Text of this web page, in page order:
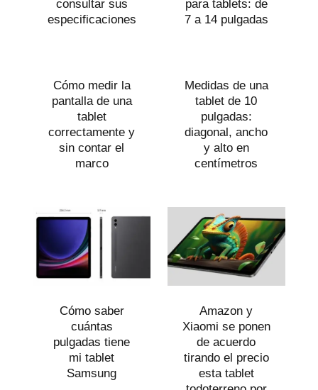
consultar sus
especificaciones
para tablets: de
7 a 14 pulgadas
Cómo medir la
pantalla de una
tablet
correctamente y
sin contar el
marco
Medidas de una
tablet de 10
pulgadas:
diagonal, ancho
y alto en
centímetros
Cómo saber
cuántas
pulgadas tiene
mi tablet
Samsung
Amazon y
Xiaomi se ponen
de acuerdo
tirando el precio
esta tablet